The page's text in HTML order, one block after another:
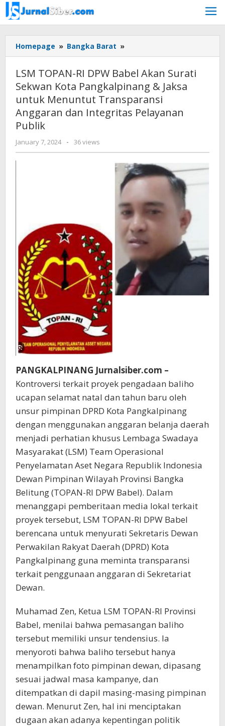
Skip
to
content
Homepage » Bangka Barat »
TOPAN-
DPW
Babel
Akan
Surati
Sekwan
&
Jaksa
untuk
Menuntut
Transparansi
Anggaran
dan
Integritas
Pelayanan
Publik
LSM TOPAN-RI DPW Babel Akan Surati
Sekwan Kota Pangkalpinang & Jaksa
untuk Menuntut Transparansi
Anggaran dan Integritas Pelayanan
Publik
January 7, 2024
by
Jurnalsiber
- 36 views
PANGKALPINANG Jurnalsiber.com –
Kontroversi terkait proyek pengadaan baliho
ucapan selamat natal dan tahun baru oleh
unsur pimpinan DPRD Kota Pangkalpinang
dengan menggunakan anggaran belanja daerah
menjadi perhatian khusus Lembaga Swadaya
Masyarakat (LSM) Team Operasional
Penyelamatan Aset Negara Republik Indonesia
Dewan Pimpinan Wilayah Provinsi Bangka
Belitung (TOPAN-RI DPW Babel). Dalam
menanggapi pemberitaan media lokal terkait
proyek tersebut, LSM TOPAN-RI DPW Babel
berencana untuk menyurati Sekretaris Dewan
Perwakilan Rakyat Daerah (DPRD) Kota
Pangkalpinang guna meminta transparansi
terkait penggunaan anggaran di Sekretariat
Dewan.
Muhamad Zen, Ketua LSM TOPAN-RI Provinsi
Babel, menilai bahwa pemasangan baliho
tersebut memiliki unsur tendensius. Ia
menyoroti bahwa baliho tersebut hanya
menampilkan foto pimpinan dewan, dipasang
sesuai jadwal masa kampanye, dan
ditempatkan di dapil masing-masing pimpinan
dewan. Menurut Zen, hal ini menciptakan
dugaan akan adanya kepentingan politik